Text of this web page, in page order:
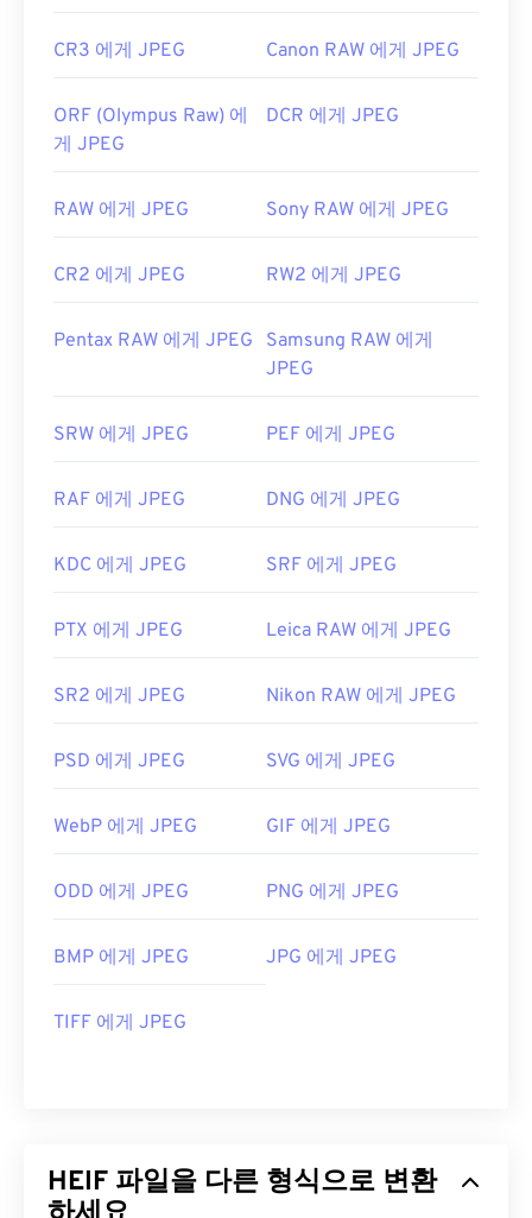
CR3 에게 JPEG Canon RAW 에게 JPEG
ORF (Olympus Raw) 에
게 JPEG
DCR 에게 JPEG
RAW 에게 JPEG Sony RAW 에게 JPEG
CR2 에게 JPEG RW2 에게 JPEG
Pentax RAW 에게 JPEG
Samsung RAW 에게
JPEG
SRW 에게 JPEG PEF 에게 JPEG
RAF 에게 JPEG DNG 에게 JPEG
KDC 에게 JPEG SRF 에게 JPEG
PTX 에게 JPEG Leica RAW 에게 JPEG
SR2 에게 JPEG Nikon RAW 에게 JPEG
PSD 에게 JPEG SVG 에게 JPEG
WebP 에게 JPEG GIF 에게 JPEG
ODD 에게 JPEG PNG 에게 JPEG
BMP 에게 JPEG JPG 에게 JPEG
TIFF 에게 JPEG
HEIF 파일을 다른 형식으로 변환